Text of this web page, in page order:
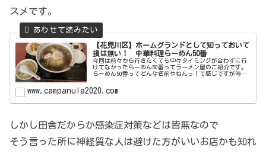
スメです。
【花見川区】ホームグランドとして知っておいて
損は無い！ 中華料理らーめん50番
今回は前々から行きたくても中々タイミングが合わずに行
けてなかったらーめん50番ってラーメン屋のご紹介です。
らーめん50番ってどんな名前やねんっ！て感じですが時々
れってどんな意味があるんでし...
www.campanula2020.com
しかし田舎だからか感染症対策などは皆無なので
そう言った所に神経質な人は避けた方がいいお店かも知れ